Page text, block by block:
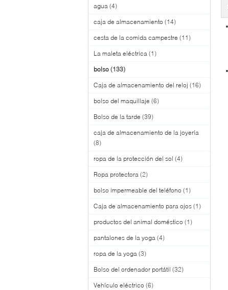
agua (4)
caja de almacenamiento (14)
cesta de la comida campestre (11)
La maleta eléctrica (1)
bolso (133)
Caja de almacenamiento del reloj (16)
bolso del maquillaje (6)
Bolso de la tarde (39)
caja de almacenamiento de la joyería
(8)
ropa de la protección del sol (4)
Ropa protectora (2)
bolso impermeable del teléfono (1)
Caja de almacenamiento para ojos (1)
productos del animal doméstico (1)
pantalones de la yoga (4)
ropa de la yoga (3)
Bolso del ordenador portátil (32)
Vehículo eléctrico (6)